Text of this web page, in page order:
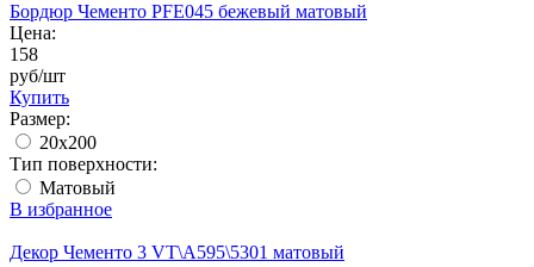
Бордюр Чементо PFE045 бежевый матовый
Цена:
158
руб/шт
Купить
Размер:
20х200
Тип поверхности:
Матовый
В избранное
Декор Чементо 3 VT\A595\5301 матовый